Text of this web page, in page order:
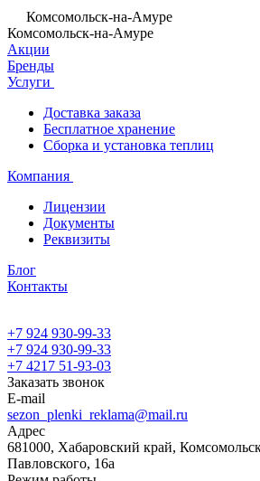
Комсомольск-на-Амуре
Комсомольск-на-Амуре
Акции
Бренды
Услуги
Доставка заказа
Бесплатное хранение
Сборка и установка теплиц
Компания
Лицензии
Документы
Реквизиты
Блог
Контакты
+7 924 930-99-33
+7 924 930-99-33
+7 4217 51-93-03
Заказать звонок
E-mail
sezon_plenki_reklama@mail.ru
Адрес
681000, Хабаровский край,
Павловского, 16а